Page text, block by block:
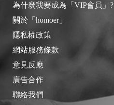
為什麼我要成為「VIP會員」?
關於「homoer」
隱私權政策
網站服務條款
意見反應
廣告合作
聯絡我們